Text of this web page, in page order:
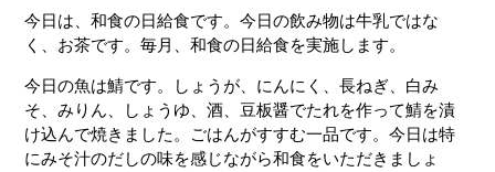
今日は、和食の日給食です。今日の飲み物は牛乳ではな
く、お茶です。毎月、和食の日給食を実施します。
今日の魚は鯖です。しょうが、にんにく、長ねぎ、白み
そ、みりん、しょうゆ、酒、豆板醤でたれを作って鯖を漬
け込んで焼きました。ごはんがすすむ一品です。今日は特
にみそ汁のだしの味を感じながら和食をいただきましょ